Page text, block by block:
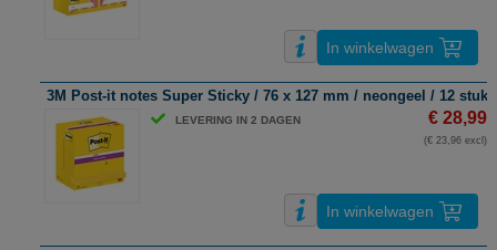
In winkelwagen
3M Post-it notes Super Sticky / 76 x 127 mm / neongeel / 12 stuks
LEVERING IN 2 DAGEN € 28,99
(€ 23,96 excl)
In winkelwagen